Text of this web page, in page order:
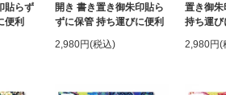
貼らず
便利
開き 書き置き御朱印貼ら
ずに保管 持ち運びに便利
2,980円(税込)
置き御朱
持ち運び
2,980円(